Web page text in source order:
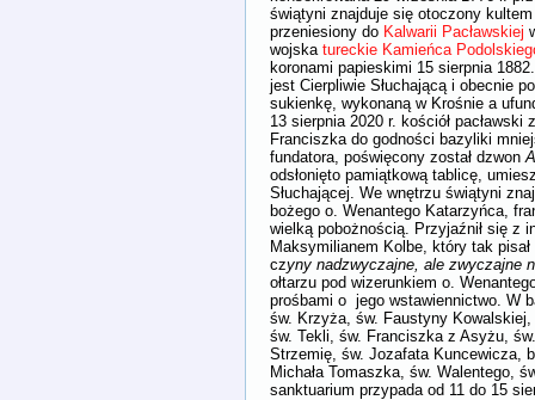
świątyni znajduje się otoczony
przeniesiony do Kalwarii Pacławskiej
wojska tureckie Kamieńca
koronami papieskimi 15 sierpnia
jest Cierpliwie Słuchającą i obecnie
sukienkę, wykonaną w Krośnie a
13 sierpnia 2020 r. kościół pacławski
Franciszka do godności bazyliki
fundatora, poświęcony został dzwon
odsłonięto pamiątkową tablicę,
Słuchającej. We wnętrzu świątyni
bożego o. Wenantego Katarzyńca,
wielką pobożnością. Przyjaźnił się z
Maksymilianem Kolbe, który tak
czyny nadzwyczajne, ale zwyczajne
ołtarzu pod wizerunkiem o.
prośbami o jego wstawiennictwo. W
św. Krzyża, św. Faustyny
św. Tekli, św. Franciszka z Asyżu,
Strzemię, św. Jozafata Kuncewicza,
Michała Tomaszka, św. Walentego,
sanktuarium przypada od 11 do 15